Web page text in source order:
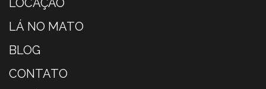
LOCAÇÃO
LÁ NO MATO
BLOG
CONTATO